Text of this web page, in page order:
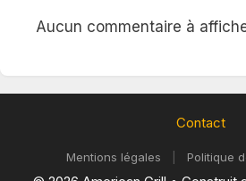
Aucun commentaire à
Contact
Mentions légales Politique